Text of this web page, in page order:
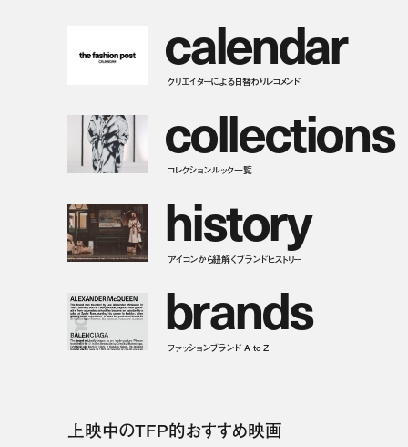
calendar
クリエイターによる日替わりレコメンド
collections
コレクションルック一覧
history
アイコンから紐解くブランドヒストリー
brands
ファッションブランド A to Z
上映中のTFP的おすすめ映画